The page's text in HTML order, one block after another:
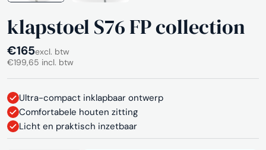
klapstoel S76 FP collection
Normale
prijs
€165excl. btw
€199,65 incl. btw
Ultra-compact inklapbaar ontwerp
Comfortabele houten zitting
Licht en praktisch inzetbaar